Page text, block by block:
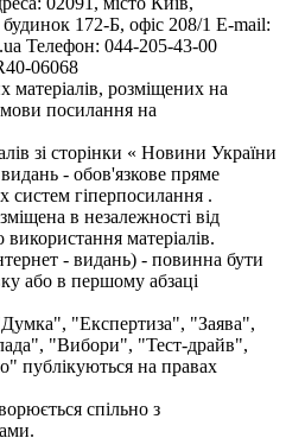
172-Б, офіс 208/1 E-mail:
Телефон: 044-205-43-00
06068
матеріалів, розміщених на
посилання на
зі сторінки « Новини України
видань - обов'язкове пряме
систем гіперпосилання .
в незалежності від
матеріалів.
- видань) - повинна бути
або в першому абзаці
"Експертиза", "Заява",
"Вибори", "Тест-драйв",
публікуються на правах
спільно з